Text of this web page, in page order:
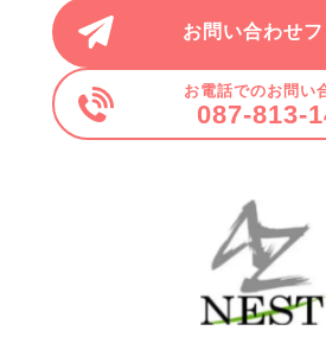
お問い合わせ
お電話でのお問い
087-813-